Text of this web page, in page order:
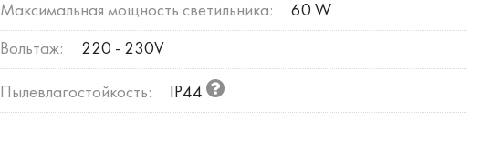
Максимальная мощность светильника: 60 W
Вольтаж: 220 - 230V
Пылевлагостойкость: IP44